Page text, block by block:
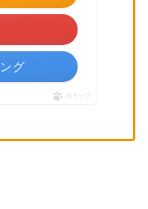
グ
ポチップ